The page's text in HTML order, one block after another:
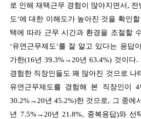
로 인해 재택근무 경험이 많아지면서, 전
도’에 대한 이해도가 높아진 것을 확인
택에 따라 근무 시간과 환경을 조절할
‘유연근무제도’를 잘 알고 있다는 응답
가한(16년 39.3%→20년 63.4%) 것이다.
경험한 직장인들도 꽤 많아진 것으로 나
유연근무제도를 경험해 본 직장인이
30.2%→20년 45.2%)한 것으로, 그 중에
년 7.5%→20년 21.8%, 중복응답)와 선